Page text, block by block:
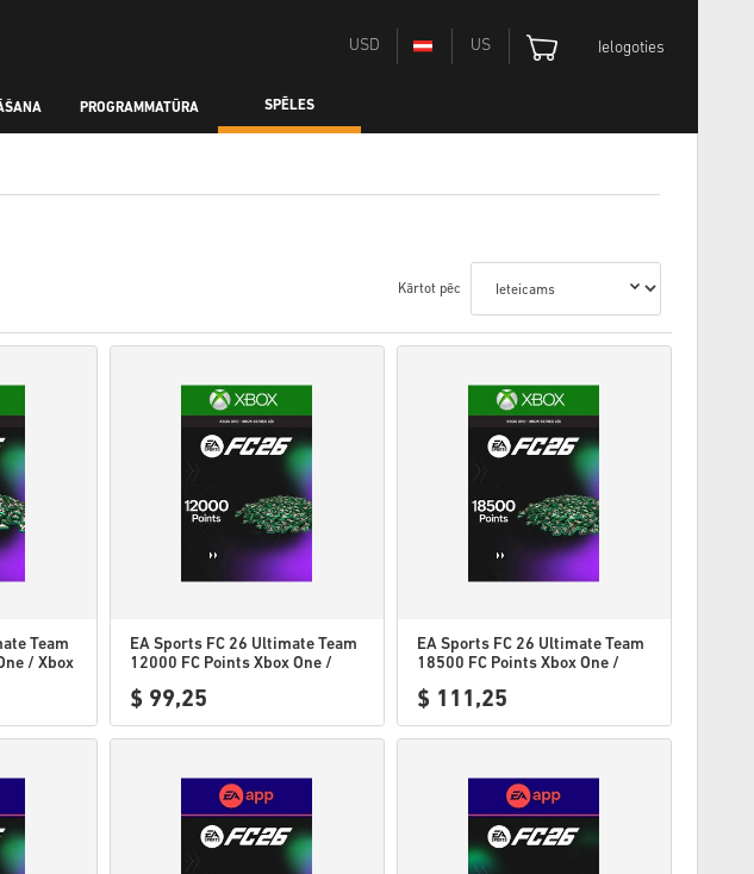
USD US Ielogoties
PROGRAMMATŪRA SPĒLES
Kārtot pēc
Team
/ Xbox
EA Sports FC 26 Ultimate Team
12000 FC Points Xbox One /
$ 99,25
EA Sports FC 26 Ultimate Team
18500 FC Points Xbox One /
$ 111,25